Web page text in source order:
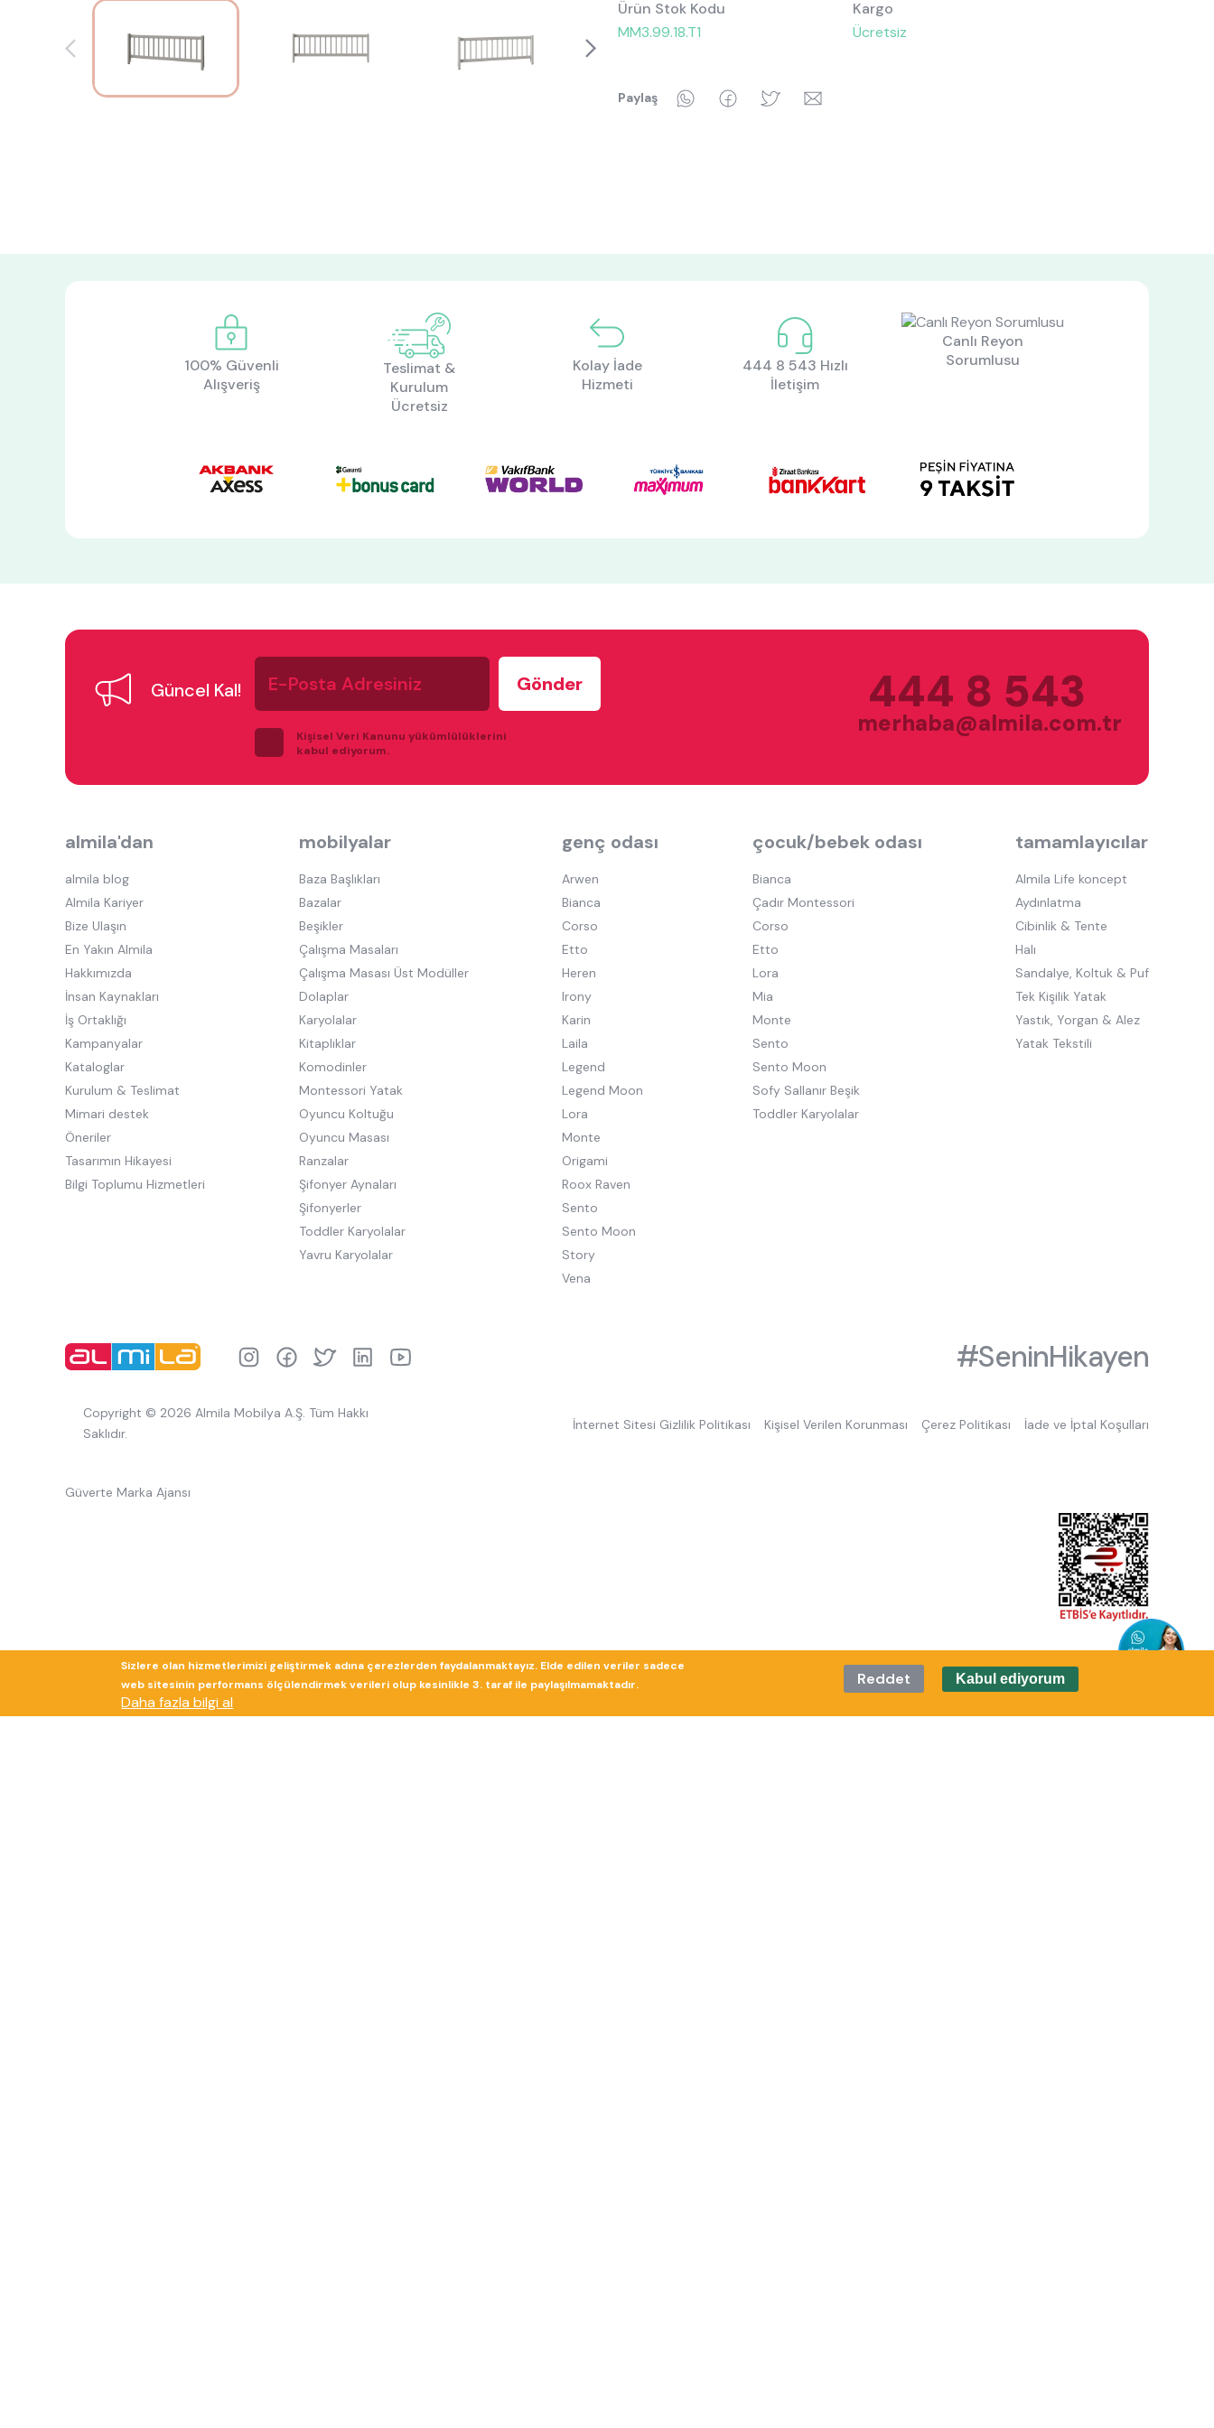
Ürün Stok Kodu
MM3.99.18.T1
Kargo
Ücretsiz
Paylaş WhatsAppFacebookTwitter
100% Güvenli
Alışveriş
Teslimat &
Kurulum
Ücretsiz
Kolay İade
Hizmeti
444 8 543 Hızlı
İletişim
Canlı Reyon
Sorumlusu
Güncel Kal!
E-
Posta
Adresiniz
Kişisel Veri Kanunu yükümlülüklerini
kabul ediyorum.
444 8 543
merhaba@almila.com.tr
almila'dan
almila blog
Almila Kariyer
Bize Ulaşın
En Yakın Almila
Hakkımızda
İnsan Kaynakları
İş Ortaklığı
Kampanyalar
Kataloglar
Kurulum & Teslimat
Mimari destek
Öneriler
Tasarımın Hikayesi
Bilgi Toplumu Hizmetleri
mobilyalar
Baza Başlıkları
Bazalar
Beşikler
Çalışma Masaları
Çalışma Masası Üst Modüller
Dolaplar
Karyolalar
Kitaplıklar
Komodinler
Montessori Yatak
Oyuncu Koltuğu
Oyuncu Masası
Ranzalar
Şifonyer Aynaları
Şifonyerler
Toddler Karyolalar
Yavru Karyolalar
genç odası
Arwen
Bianca
Corso
Etto
Heren
Irony
Karin
Laila
Legend
Legend Moon
Lora
Monte
Origami
Roox Raven
Sento
Sento Moon
Story
Vena
çocuk/bebek odası
Bianca
Çadır Montessori
Corso
Etto
Lora
Mia
Monte
Sento
Sento Moon
Sofy Sallanır Beşik
Toddler Karyolalar
tamamlayıcılar
Almila Life koncept
Aydınlatma
Cibinlik & Tente
Halı
Sandalye, Koltuk & Puf
Tek Kişilik Yatak
Yastık, Yorgan & Alez
Yatak Tekstili
#SeninHikayen
Copyright © 2026 Almila Mobilya A.Ş. Tüm Hakkı
Saklıdır.
İnternet Sitesi Gizlilik Politikası Kişisel Verilen Korunması Çerez Politikası İade ve İptal Koşulları
Güverte Marka Ajansı
Sizlere olan hizmetlerimizi geliştirmek adına çerezlerden faydalanmaktayız. Elde edilen veriler sadece
web sitesinin performans ölçülendirmek verileri olup kesinlikle 3. taraf ile paylaşılmamaktadır.
Daha fazla bilgi al
Reddet Kabul ediyorum